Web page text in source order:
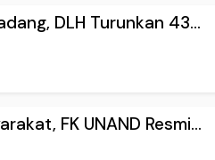
DLH Turunkan 43...
FK UNAND Resmi...